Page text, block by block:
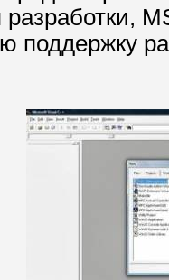
поддержку